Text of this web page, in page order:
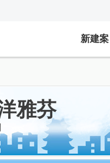
新建案
雅芬